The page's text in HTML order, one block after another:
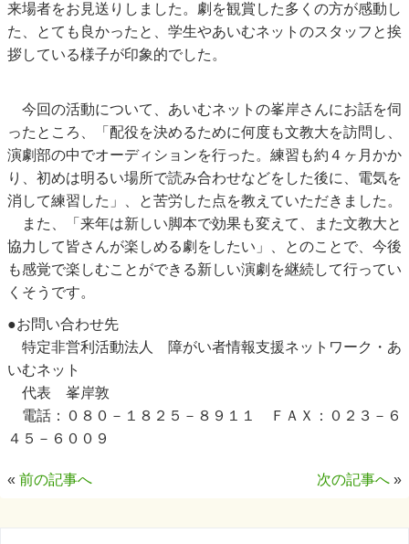
来場者をお見送りしました。劇を観賞した多くの方が感動し
た、とても良かったと、学生やあいむネットのスタッフと挨
拶している様子が印象的でした。
今回の活動について、あいむネットの峯岸さんにお話を伺
ったところ、「配役を決めるために何度も文教大を訪問し、
演劇部の中でオーディションを行った。練習も約４ヶ月かか
り、初めは明るい場所で読み合わせなどをした後に、電気を
消して練習した」、と苦労した点を教えていただきました。
また、「来年は新しい脚本で効果も変えて、また文教大と
協力して皆さんが楽しめる劇をしたい」、とのことで、今後
も感覚で楽しむことができる新しい演劇を継続して行ってい
くそうです。
●お問い合わせ先
特定非営利活動法人 障がい者情報支援ネットワーク・あ
いむネット
代表 峯岸敦
電話：０８０－１８２５－８９１１ ＦＡＸ：０２３－６
４５－６００９
« 前の記事へ 次の記事へ »